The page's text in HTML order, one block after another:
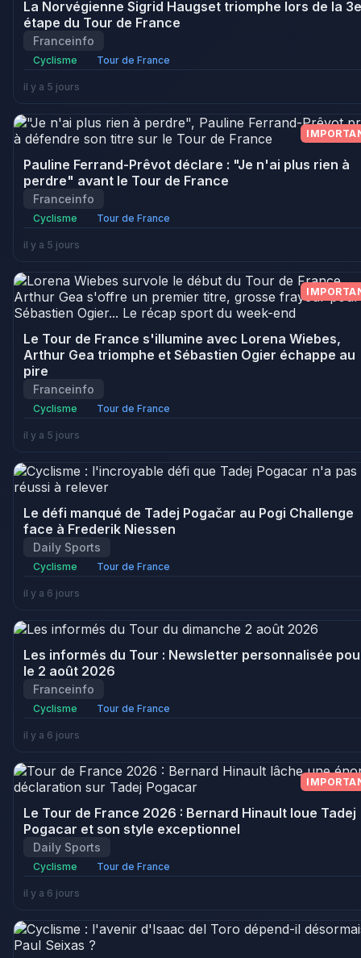
La Norvégienne Sigrid Haugset triomphe lors de la 3e
étape du Tour de France
Franceinfo
Cyclisme Tour de France
il y a 5 jours
Pauline Ferrand-Prêvot déclare : "Je n'ai plus rien à
perdre" avant le Tour de France
Franceinfo
Cyclisme Tour de France
il y a 5 jours
Le Tour de France s'illumine avec Lorena Wiebes,
Arthur Gea triomphe et Sébastien Ogier échappe au
pire
Franceinfo
Cyclisme Tour de France
il y a 5 jours
Le défi manqué de Tadej Pogačar au Pogi Challenge
face à Frederik Niessen
Daily Sports
Cyclisme Tour de France
il y a 6 jours
Les informés du Tour : Newsletter personnalisée
le 2 août 2026
Franceinfo
Cyclisme Tour de France
il y a 6 jours
Le Tour de France 2026 : Bernard Hinault loue Tadej
Pogacar et son style exceptionnel
Daily Sports
Cyclisme Tour de France
il y a 6 jours